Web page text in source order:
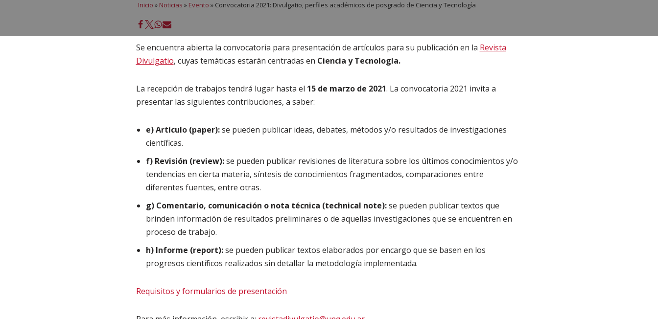
Inicio » Noticias » Evento » Convocatoria 2021: Divulgatio, perfiles académicos de posgrado de Ciencia y Tecnología
Se encuentra abierta la convocatoria para presentación de artículos para su publicación en la Revista
Divulgatio, cuyas temáticas estarán centradas en Ciencia y Tecnología.
La recepción de trabajos tendrá lugar hasta el 15 de marzo de 2021. La convocatoria 2021 invita a
presentar las siguientes contribuciones, a saber:
e) Artículo (paper):se pueden publicar ideas, debates, métodos y/o resultados de investigaciones
científicas.
f) Revisión (review):se pueden publicar revisiones de literatura sobre los últimos conocimientos y/o
tendencias en cierta materia, síntesis de conocimientos fragmentados, comparaciones entre
diferentes fuentes, entre otras.
g) Comentario, comunicación o nota técnica (technical note):se pueden publicar textos que
brinden información de resultados preliminares o de aquellas investigaciones que se encuentren en
proceso de trabajo.
h) Informe (report):se pueden publicar textos elaborados por encargo que se basen en los
progresos científicos realizados sin detallar la metodología implementada.
Requisitos y formularios de presentación